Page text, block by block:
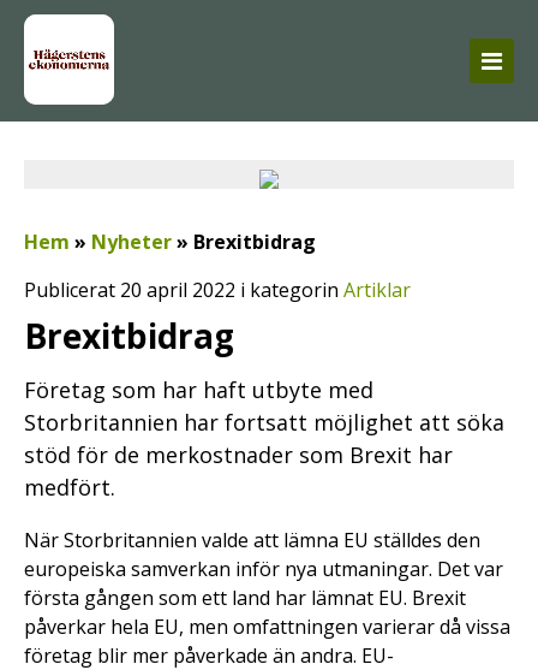
Hem » Nyheter» Brexitbidrag
Publicerat 20 april 2022 i kategorin Artiklar
Brexitbidrag
Företag som har haft utbyte med
Storbritannien har fortsatt möjlighet att söka
stöd för de merkostnader som Brexit har
medfört.
När Storbritannien valde att lämna EU ställdes den
europeiska samverkan inför nya utmaningar. Det var
första gången som ett land har lämnat EU. Brexit
påverkar hela EU, men omfattningen varierar då vissa
företag blir mer påverkade än andra. EU-